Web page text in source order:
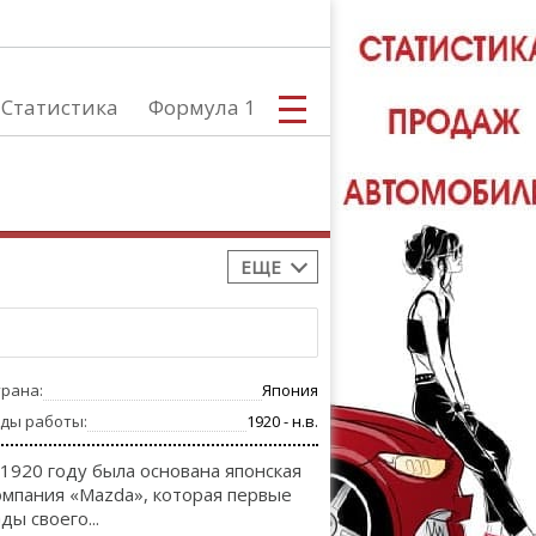
Статистика Формула 1
ЕЩЕ
Япония
работы:
1920 - н.в.
году была основана японская
«Mazda», которая первые
своего...